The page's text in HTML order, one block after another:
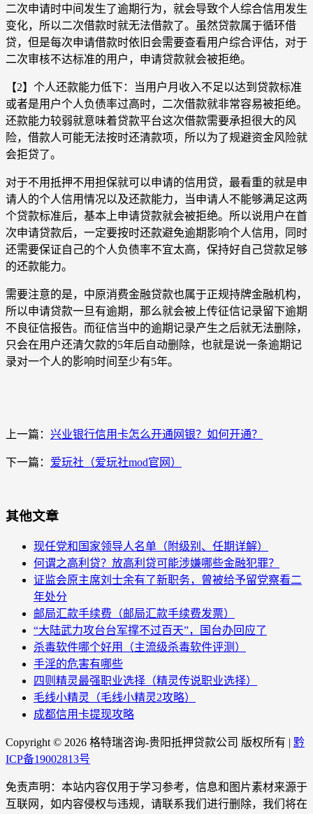
二次申请时中间发生了逾期行为，就会导致个人综合信用发生
变化，所以二次借款时就无法借款了。虽然贷款属于循环借
贷，但是每次申请借款时依旧会需要查看用户综合评估，对于
二次审核不达标准的用户，申请贷款就会被拒绝。
【2】个人还款能力低下：当用户月收入不足以达到贷款标准
或者是用户个人负债率过高时，二次借款就非常容易被拒绝。
还款能力较弱就意味着贷款平台这次借款需要承担很大的风
险，借款人可能无法按时还清款项，所以为了规避资金风险就
会拒贷了。
对于不用抵押不用担保就可以申请的信用贷，最看重的就是申
请人的个人信用情况以及还款能力，当申请人不能够满足这两
个贷款标准后，基本上申请贷款就会被拒绝。所以说用户在首
次申请贷款后，一定要按时还款避免逾期影响个人信用，同时
还需要保证自己的个人负债率不宜太高，保持好自己贷款足够
的还款能力。
需要注意的是，中原消费金融贷款也属于正规持牌金融机构，
所以申请贷款一旦有逾期，那么就会被上传征信记录留下逾期
不良征信报告。而征信当中的逾期记录产生之后就无法删除，
只会在用户还清欠款的5年后自动删除，也就是说一条逾期记
录对一个人的影响时间至少有5年。
上一篇： 兴业银行信用卡怎么开通网银？如何开通？
下一篇： 爱玩社（爱玩社mod官网）
其他文章
现任党和国家领导人名单（附级别、任期详解）
何谓之高利贷？放高利贷可能涉嫌哪些金融犯罪？
证监会原主席刘士余有了新职务，曾被给予留党察看二
年处分
邮局汇款手续费（邮局汇款手续费发票）
“大陆武力攻台台军撑不过百天”，国台办回应了
杀毒软件哪个好用（主流级杀毒软件评测）
手淫的危害有哪些
四则精灵最强职业选择（精灵传说职业选择）
毛线小精灵（毛线小精灵2攻略）
成都信用卡提现攻略
Copyright © 2026 格特瑞咨询-贵阳抵押贷款公司 版权所有 | 黔
ICP备19002813号
免责声明：本站内容仅用于学习参考，信息和图片素材来源于
互联网，如内容侵权与违规，请联系我们进行删除，我们将在